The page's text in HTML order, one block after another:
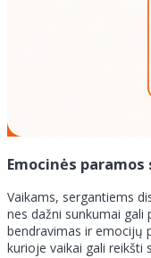
Emocinės
Vaikams, sergantiems
nes dažni sunkumai gali
bendravimas ir emocijų
kurioje vaikai gali reikšti